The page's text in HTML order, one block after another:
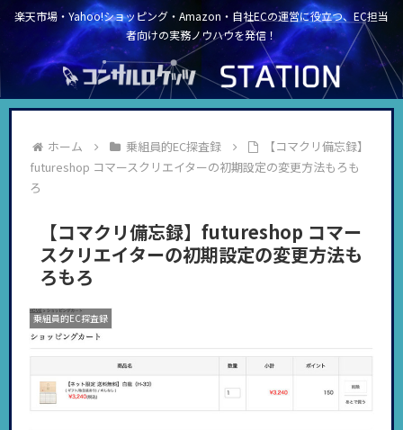
楽天市場・Yahoo!ショッピング・Amazon・自社ECの運営に役立つ、EC担当
者向けの実務ノウハウを発信！
ホーム 乗組員的EC探査録
【コマクリ備忘録】
futureshop コマースクリエイターの初期設定の変更方法もろも
ろ
【コマクリ備忘録】futureshop コマー
スクリエイターの初期設定の変更方法も
ろもろ
乗組員的EC探査録